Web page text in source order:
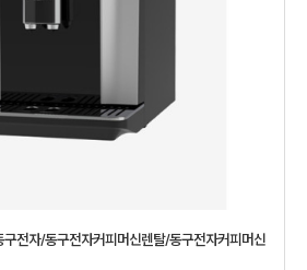
전자/동구전자커피머신렌탈/동구전자커피머신